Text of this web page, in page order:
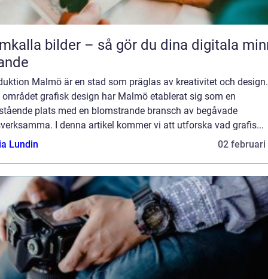
bilder – så gör du dina digitala
Malmö är en stad som präglas av kreativitet och design.
området grafisk design har Malmö etablerat sig som en
plats med en blomstrande bransch av begåvade
I denna artikel kommer vi att utforska vad grafis...
Lundin
02 februari